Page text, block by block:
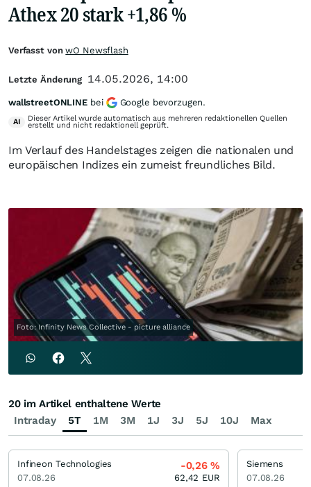
Athex 20 stark +1,86 %
Im Verlauf des Handelstages zeigen die nationalen und
europäischen Indizes ein zumeist freundliches Bild.
Foto: Infinity News Collective - picture alliance
Verfasst vonwO Newsflash
Letzte Änderung 14.05.2026, 14:00
wallstreetONLINE bei Google bevorzugen.
AI Dieser Artikel wurde automatisch aus mehreren redaktionellen Quellen
erstellt und nicht redaktionell geprüft.
Intraday 5T 1M 3M 1J 3J 5J 10J Max
20 im Artikel enthaltene Werte
Infineon Technologies
07.08.26
-0,26%
62,42 EUR
Siemens
07.08.26